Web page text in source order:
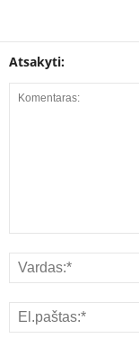
Atsakyti: